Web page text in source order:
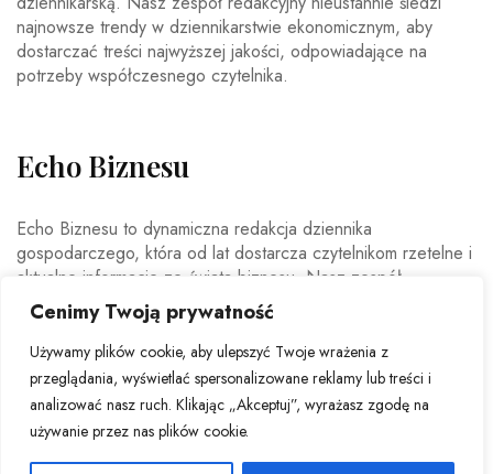
Cenimy Twoją prywatność
Używamy plików cookie, aby ulepszyć Twoje wrażenia z
przeglądania, wyświetlać spersonalizowane reklamy lub treści i
analizować nasz ruch. Klikając „Akceptuj”, wyrażasz zgodę na
używanie przez nas plików cookie.
najnowsze trendy w dziennikarstwie ekonomicznym, aby
dostarczać treści najwyższej jakości, odpowiadające na
potrzeby współczesnego czytelnika.
Echo Biznesu
Echo Biznesu to dynamiczna redakcja dziennika
gospodarczego, która od lat dostarcza czytelnikom rzetelne i
aktualne informacje ze świata biznesu. Nasz zespół
doświadczonych dziennikarzy i ekspertów ekonomicznych
codziennie analizuje najważniejsze wydarzenia rynkowe,
trendy gospodarcze oraz decyzje mające wpływ na polską i
światową ekonomię.